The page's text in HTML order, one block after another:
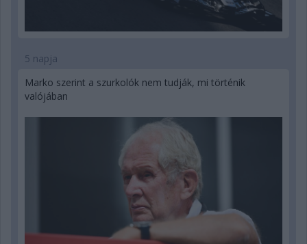
5 napja
Marko szerint a szurkolók nem tudják, mi történik
valójában